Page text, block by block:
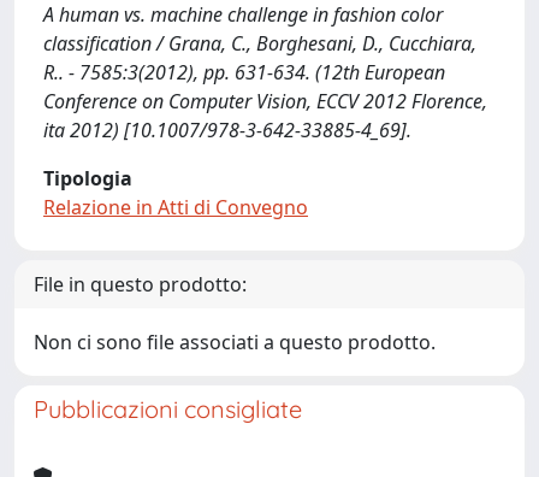
A human vs. machine challenge in fashion color
classification / Grana, C., Borghesani, D., Cucchiara,
R.. - 7585:3(2012), pp. 631-634. (12th European
Conference on Computer Vision, ECCV 2012 Florence,
ita 2012) [10.1007/978-3-642-33885-4_69].
Tipologia
Relazione in Atti di Convegno
File in questo prodotto:
Non ci sono file associati a questo prodotto.
Pubblicazioni consigliate